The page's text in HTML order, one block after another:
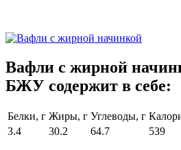
Вафли с жирной
БЖУ содержит в себе:
Белки, г Жиры, г Углеводы, г
3.4
30.2 64.7 539